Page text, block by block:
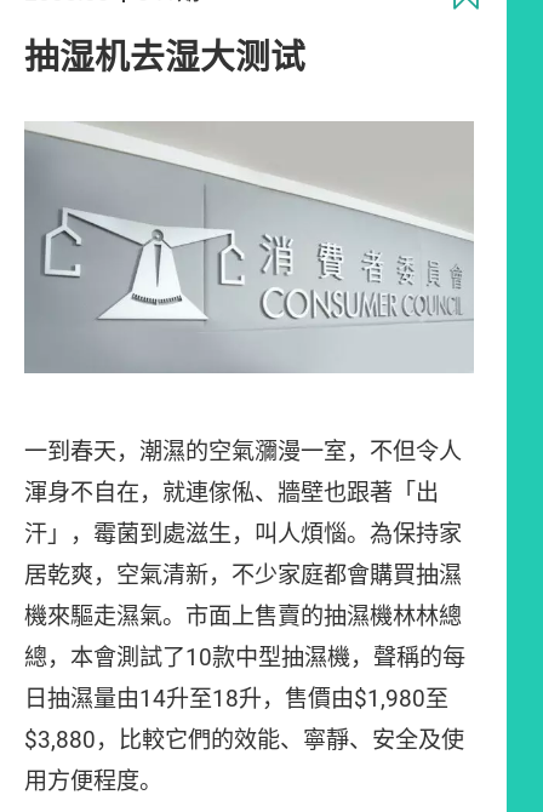
抽湿机去湿大测试
一到春天，潮濕的空氣瀰漫一室，不但令人
渾身不自在，就連傢俬、牆壁也跟著「出
汗」，霉菌到處滋生，叫人煩惱。為保持家
居乾爽，空氣清新，不少家庭都會購買抽濕
機來驅走濕氣。市面上售賣的抽濕機林林總
總，本會測試了10款中型抽濕機，聲稱的每
日抽濕量由14升至18升，售價由$1,980至
$3,880，比較它們的效能、寧靜、安全及使
用方便程度。